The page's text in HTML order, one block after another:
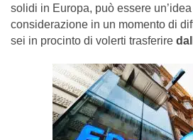
solidi in Europa, può essere
considerazione in un momento di
sei in procinto di volerti trasferire